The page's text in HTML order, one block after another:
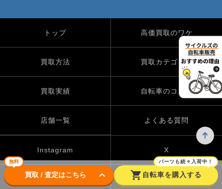
無料
買取 / 査定はこちら keyboard_arrow_down shopping_cart
パーツも続々入荷中！
自転車を購入する
トップ 高価買取のワケ
買取方法 買取カテゴリー
買取実績 自転車のコラム
店舗一覧 よくある質問
Instagram X
TikTok